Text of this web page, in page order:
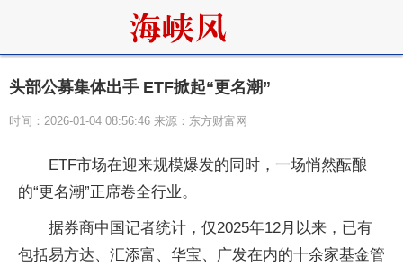
头部公募集体出手 ETF掀起“更名潮”
时间：2026-01-04 08:56:46 来源：东方财富网
ETF市场在迎来规模爆发的同时，一场悄然酝酿
的“更名潮”正席卷全行业。
据券商中国记者统计，仅2025年12月以来，已有
包括易方达、汇添富、华宝、广发在内的十余家基金管